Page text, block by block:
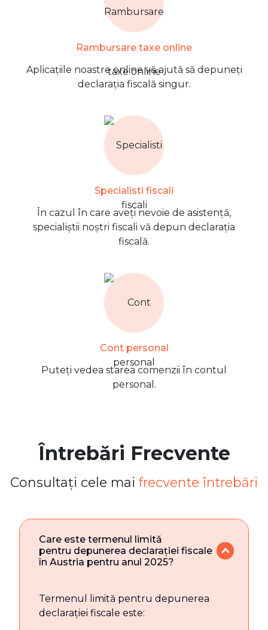
Rambursare taxe online
Aplicațiile noastre online vă ajută să depuneți
declarația fiscală singur.
Specialisti fiscali
În cazul în care aveți nevoie de asistență,
specialiștii noștri fiscali vă depun declarația
fiscală.
Cont personal
Puteți vedea starea comenzii în contul
personal.
Întrebări Frecvente
Consultați cele mai frecvente întrebări
Care este termenul limită
pentru depunerea declarației fiscale
în Austria pentru anul 2025?
Termenul limită pentru depunerea
declarației fiscale este: